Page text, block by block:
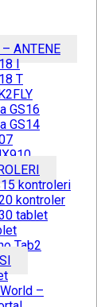
ANTENE
I
T
GS16
GS14
kontroleri
kontroler
tablet
Tab2
–